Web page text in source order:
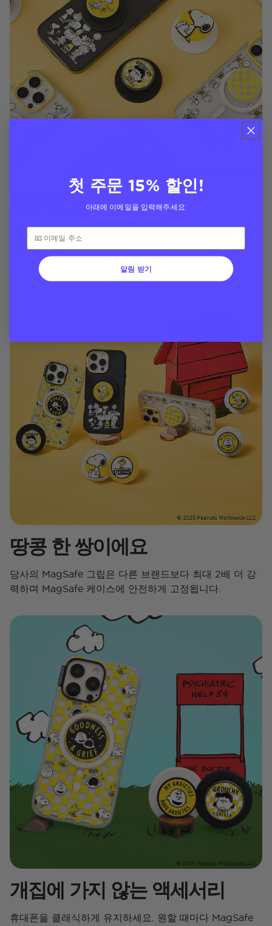
향수를 느끼시나요?
MagSafe 그립으로 휴대폰을 편안하게 휴대하고
MagSafe 케이스로 낙하로부터 보호하세요.
땅콩 한 쌍이에요
당사의 MagSafe 그립은 다른 브랜드보다 최대 2배 더 강
력하며 MagSafe 케이스에 안전하게 고정됩니다.
개집에 가지 않는 액세서리
휴대폰을 클래식하게 유지하세요. 원할 때마다 MagSafe
첫 주문 15% 할인!
아래에 이메일을 입력해주세요:
알림 받기